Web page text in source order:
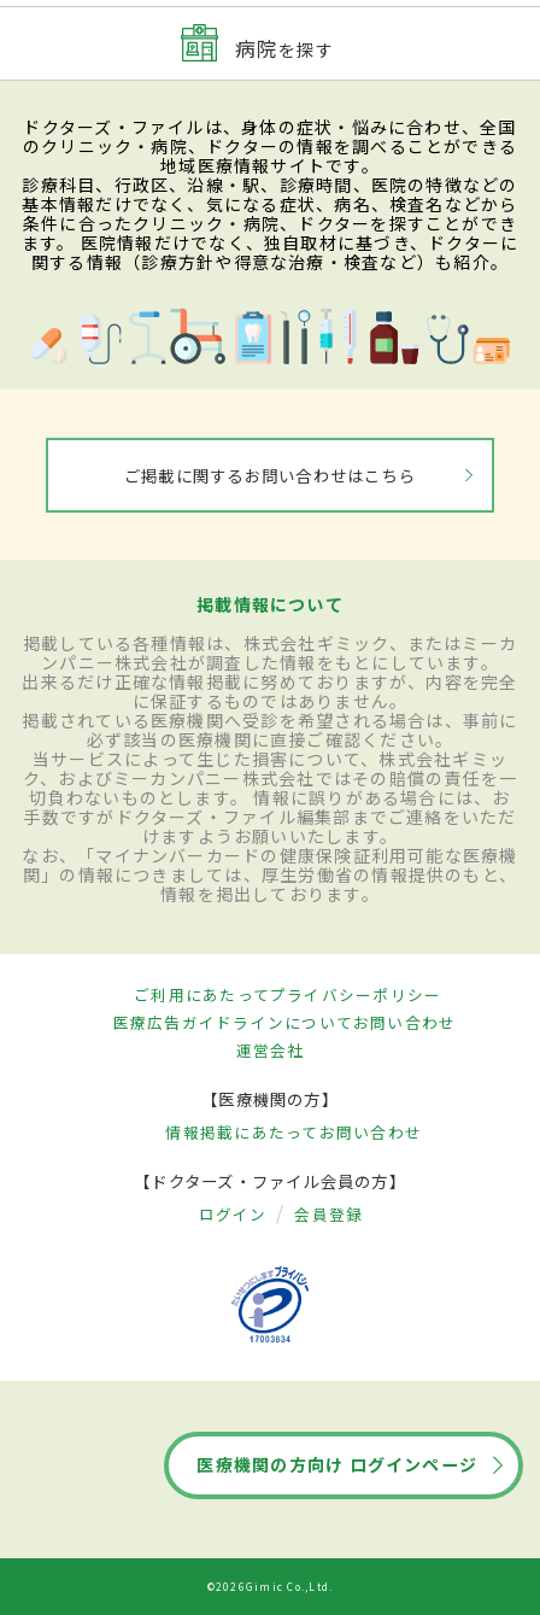
病院を探す
ドクターズ・ファイルは、身体の症状・悩みに合わせ、全国
のクリニック・病院、ドクターの情報を調べることができる
地域医療情報サイトです。
診療科目、行政区、沿線・駅、診療時間、医院の特徴などの
基本情報だけでなく、気になる症状、病名、検査名などから
条件に合ったクリニック・病院、ドクターを探すことができ
ます。 医院情報だけでなく、独自取材に基づき、ドクターに
関する情報（診療方針や得意な治療・検査など）も紹介。
ご掲載に関するお問い合わせはこちら
掲載情報について
掲載している各種情報は、株式会社ギミック、またはミーカ
ンパニー株式会社が調査した情報をもとにしています。
出来るだけ正確な情報掲載に努めておりますが、内容を完全
に保証するものではありません。
掲載されている医療機関へ受診を希望される場合は、事前に
必ず該当の医療機関に直接ご確認ください。
当サービスによって生じた損害について、株式会社ギミッ
ク、およびミーカンパニー株式会社ではその賠償の責任を一
切負わないものとします。 情報に誤りがある場合には、お
手数ですがドクターズ・ファイル編集部までご連絡をいただ
けますようお願いいたします。
なお、「マイナンバーカードの健康保険証利用可能な医療機
関」の情報につきましては、厚生労働省の情報提供のもと、
情報を掲出しております。
ご利用にあたってプライバシーポリシー
医療広告ガイドラインについてお問い合わせ
運営会社
【医療機関の方】
情報掲載にあたって お問い合わせ
【ドクターズ・ファイル会員の方】
ログイン 会員登録
医療機関の方向け ログインページ
©2026Gimic Co.,Ltd.